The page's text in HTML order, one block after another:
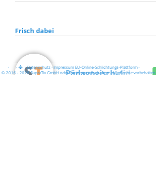
Frisch dabei
Pädagogisch-did…
· · ·Datenschutz·Impressum EU-Online-Schlichtungs-Plattform·
© 2016 - 2026 SupraTix GmbH oder Partnergesellschaften - Alle Rechte vorbehalten.